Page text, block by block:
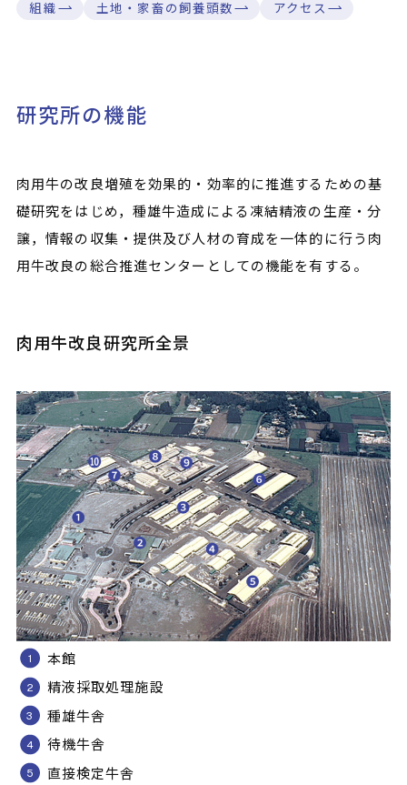
組織
土地・家畜の飼養頭数 アクセス
研究所の機能
肉用牛の改良増殖を効果的・効率的に推進するための基
礎研究をはじめ，種雄牛造成による凍結精液の生産・分
譲，情報の収集・提供及び人材の育成を一体的に行う肉
用牛改良の総合推進センターとしての機能を有する。
肉用牛改良研究所全景
本館
精液採取処理施設
種雄牛舎
待機牛舎
直接検定牛舎